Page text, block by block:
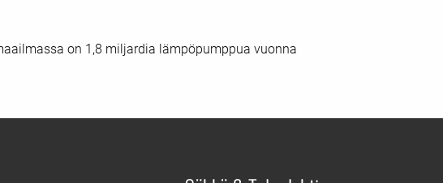
on 1,8 miljardia lämpöpumppua vuonna